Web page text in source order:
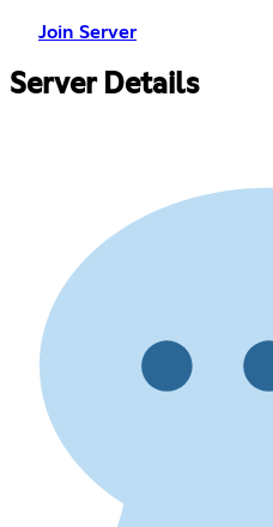
Join Server
Server Details